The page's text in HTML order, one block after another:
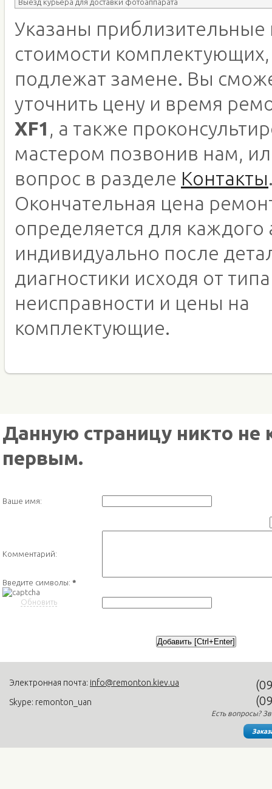
Выезд курьера для доставки фотоаппарата
Указаны приблизительные
стоимости
подлежат замене. Вы
уточнить цену и время
XF1 , а также
мастером позвонив нам,
вопрос в разделе Контакты
Окончательная цена
определяется для каждого
индивидуально после
диагностики исходя от типа
неисправности и цены на
комплектующие.
Данную страницу никто
первым.
Ваше имя:
Комментарий:
Введите символы: *
Обновить
Электронная почта: info@remonton.kiev.ua
Skype: remonton_uan
Есть вопросы?